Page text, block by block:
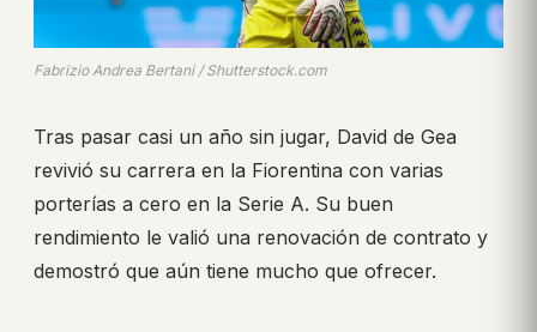
Fabrizio Andrea Bertani / Shutterstock.com
Tras pasar casi un año sin jugar, David de Gea
revivió su carrera en la Fiorentina con varias
porterías a cero en la Serie A. Su buen
rendimiento le valió una renovación de contrato y
demostró que aún tiene mucho que ofrecer.